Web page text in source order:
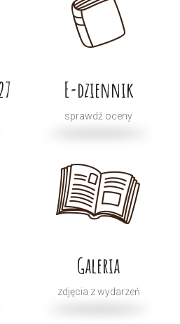
E-dziennik
sprawdź oceny
Galeria
zdjęcia z wydarzeń